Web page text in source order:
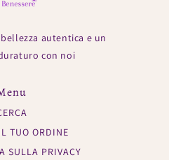
autentica e un
con noi
TUO ORDINE
SULLA PRIVACY